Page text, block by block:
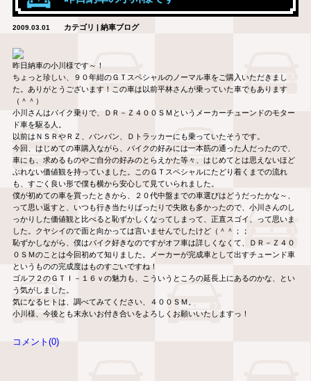
2009.03.01 カテゴリ | 納車ブログ
昨日納車の小川様です～！
ちょっと珍しい、９０年紺のＧＴスペシャルのノーマル車をご購入いただきまし
た。ありがとうございます！この車は以前平林さんが乗っていた車でもあります
（＾＾）
小川さんはバイク乗りで、ＤＲ－Ｚ４００ＳＭというメーカーチューンドのモター
ド車を駆る人。
以前はＮＳＲやＲＺ、バンバン、Ｄトラッカーにも乗っていたそうです。
今回、はじめての車購入ながら、バイクの好みには一本筋の通った人だったので、
車にも、求めるものやご自分の好みのとらえかた等々、はじめてとは思えないほど
ぶれない価値観を持っていました。このＧＴスペシャルにたどり着くまでの流れ
も、すごく良い形で僕も横から安心して見ていられました。
僕が初めての車を買ったときから、２０代中盤までの車選びはどうだったかな～、
って思い返すと、いつも行き当たりばったりで失敗も多かったので、小川さんのし
っかりした価値観と比べると恥ずかしくなってしまって、正直スゴイ、って思いま
した。クヤシイので面と向かっては言いませんでしたけど（＾＾；；
恥ずかしながら、僕はバイク好きなのですがオフ車は詳しくなくて、ＤＲ－Ｚ４０
０ＳＭのことは今回初めて知りました。メーカーが完成車として出すチューンド車
というものの完成度はものすごいですね！
ゴルフ２のＧＴＩ－１６ｖの魅力も、こういうところの延長上にあるのかな、とい
う気がしました。
気になるヒトは、調べてみてください、４００ＳＭ。
小川様、今後とも末永いお付き合いをよろしくお願いいたしますっ！
コメント(0)